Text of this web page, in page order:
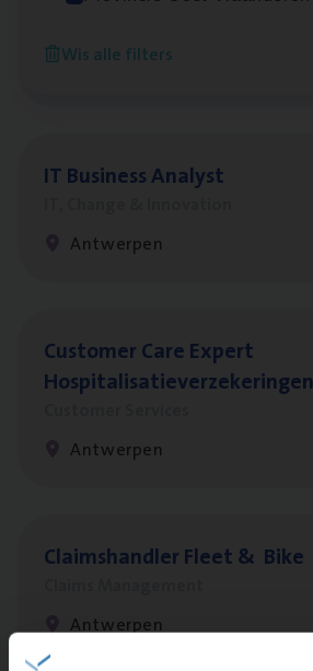
Wis alle filters
Antwerpen
ITBusi­ness Analyst
Antwerpen
Cus­to­mer Care Expert
Hospitalisatieverzekeringen
Antwerpen
Claims­hand­ler Fleet& Bike
Antwerpen